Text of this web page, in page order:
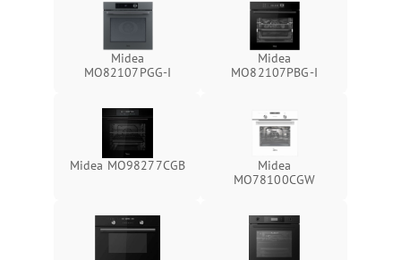
Midea
MO82107PGG-I
Midea
MO82107PBG-I
Midea MO98277CGB
Midea
MO78100CGW